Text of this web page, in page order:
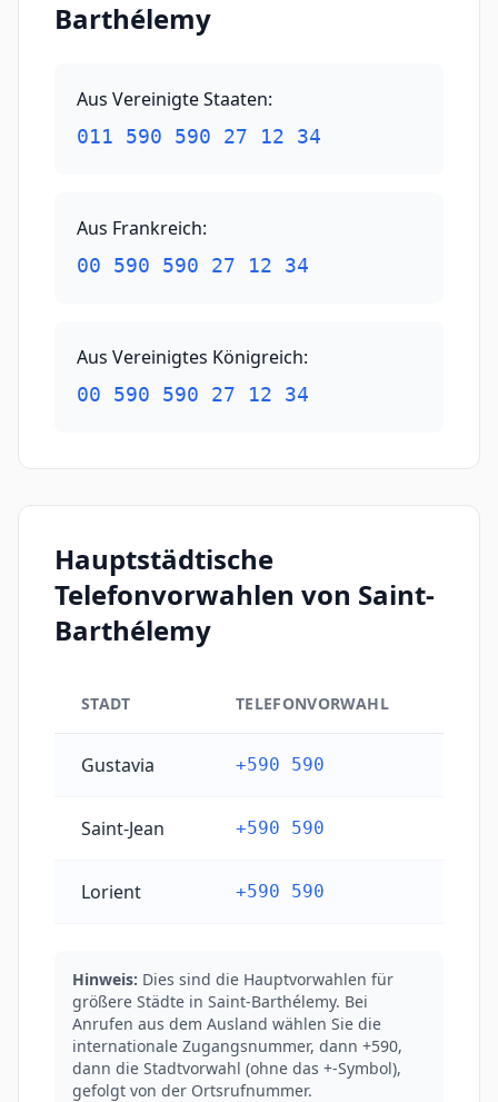
Barthélemy
Aus Vereinigte Staaten:
011 590 590 27 12 34
Aus Frankreich:
00 590 590 27 12 34
Aus Vereinigtes Königreich:
00 590 590 27 12 34
Hauptstädtische
Telefonvorwahlen von Saint-
Barthélemy
STADT TELEFONVORWAHL
Gustavia +590 590
Saint-Jean +590 590
Lorient +590 590
Hinweis: Dies sind die Hauptvorwahlen für
größere Städte in Saint-Barthélemy. Bei
Anrufen aus dem Ausland wählen Sie die
internationale Zugangsnummer, dann +590,
dann die Stadtvorwahl (ohne das +-Symbol),
gefolgt von der Ortsrufnummer.